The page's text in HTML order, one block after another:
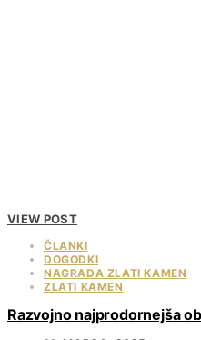
VIEW POST
ČLANKI
DOGODKI
NAGRADA ZLATI KAMEN
ZLATI KAMEN
Razvojno najprodornejša